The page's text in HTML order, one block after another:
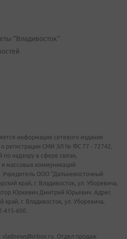
"Владивосток"
информация сетевого издания
о регистрации СМИ ЭЛ № ФС 77 - 72742,
надзору в сфере связи,
массовых коммуникаций
Учредитель ООО "Дальневосточный
край, г. Владивосток, ул. Уборевича,
Юркевич Дмитрий Юрьевич. Адрес
г. Владивосток, ул. Уборевича,
415-600.
vladnews@inbox.ru. Отдел продаж